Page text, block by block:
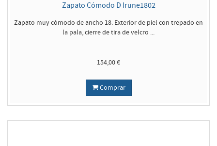
Zapato Cómodo D Irune1802
Zapato muy cómodo de ancho 18. Exterior de piel con trepado en
la pala, cierre de tira de velcro ...
154,00 €
Comprar